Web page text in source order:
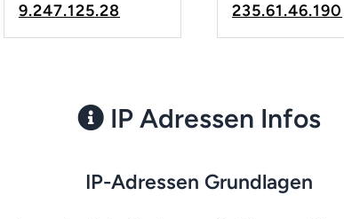
9.247.125.28 235.61.46.190
IP Adressen Infos
IP-Adressen Grundlagen